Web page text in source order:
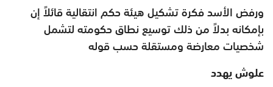
ورفض الأسد فكرة تشكيل هيئة حكم انتقالية قائلاً إن
بإمكانه بدلاً من ذلك توسيع نطاق حكومته لتشمل
شخصيات معارضة ومستقلة حسب قوله
علوش يهدد